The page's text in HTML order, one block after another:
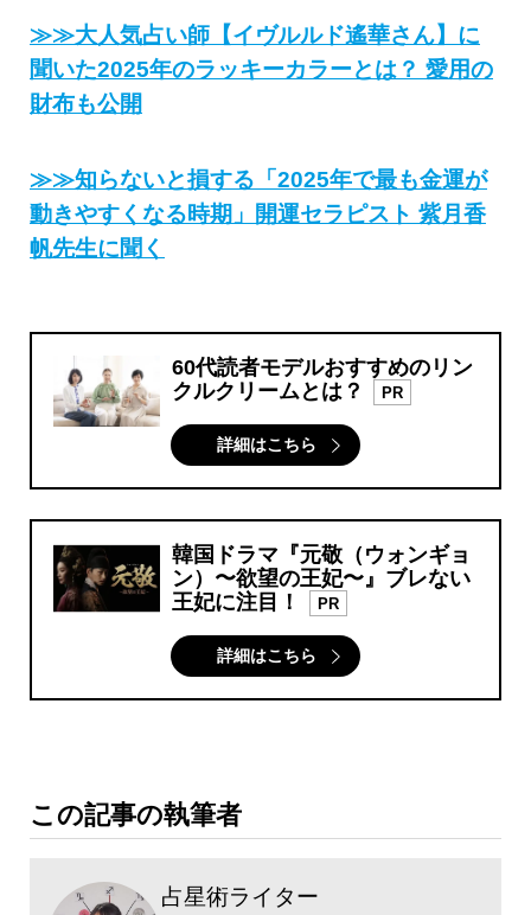
≫≫大人気占い師【イヴルルド遙華さん】に
聞いた2025年のラッキーカラーとは？ 愛用の
財布も公開
≫≫知らないと損する「2025年で最も金運が
動きやすくなる時期」開運セラピスト 紫月香
帆先生に聞く
60代読者モデルおすすめのリン
クルクリームとは？
PR
詳細はこちら
韓国ドラマ『元敬（ウォンギョ
ン）〜欲望の王妃〜』ブレない
王妃に注目！
PR
詳細はこちら
この記事の執筆者
占星術ライター